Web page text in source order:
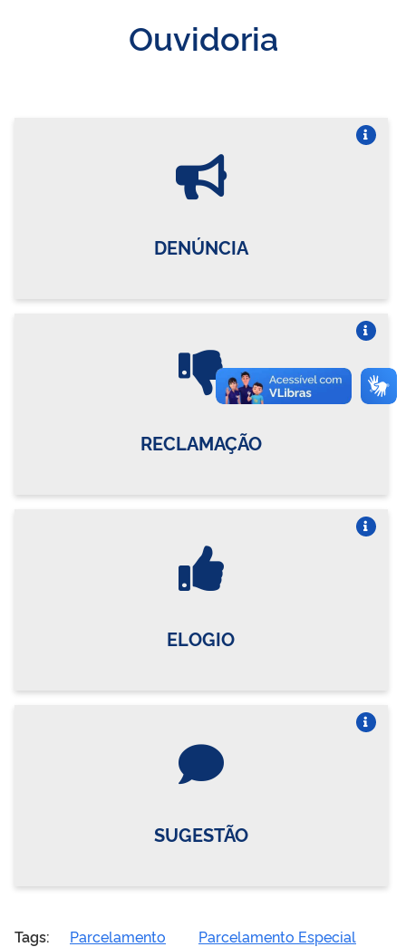
Ouvidoria
DENÚNCIA
RECLAMAÇÃO
ELOGIO
SUGESTÃO
Tags: Parcelamento
Parcelamento Especial